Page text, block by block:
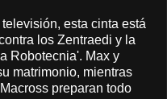
esta cinta está
los Zentraedi y la
Robotecnia'. Max y
matrimonio, mientras
preparan todo